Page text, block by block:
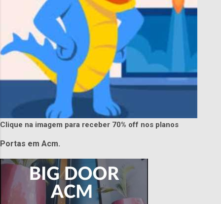
Clique na imagem para receber 70% off nos planos
Portas em Acm.